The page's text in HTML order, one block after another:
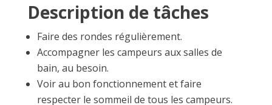
Description de tâches
Faire des rondes régulièrement.
Accompagner les campeurs aux salles de
bain, au besoin.
Voir au bon fonctionnement et faire
respecter le sommeil de tous les campeurs.